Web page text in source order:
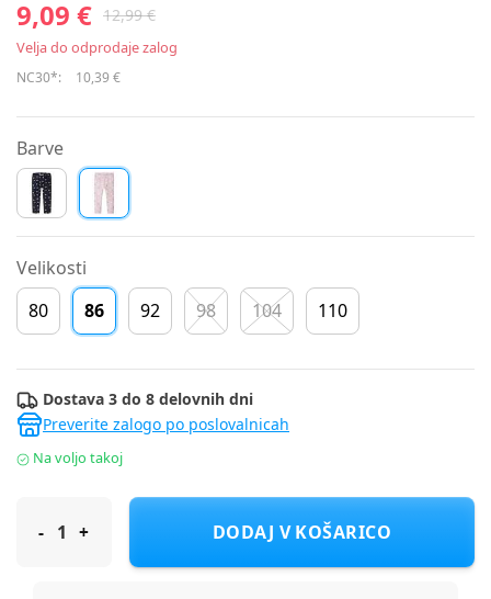
9,09 € 12,99 €
Velja do odprodaje zalog
NC30*: 10,39 €
Barve
Velikosti
80
86 92 98 104 110
Dostava 3 do 8 delovnih dni
Preverite zalogo po poslovalnicah
Na voljo takoj
Name It pajkice DH 13246217 NMFLIA D Roza 86
DODAJ V KOŠARICO